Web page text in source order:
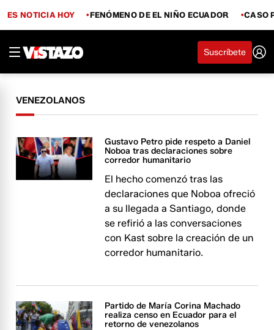
ES NOTICIA HOY FENÓMENO DE EL NIÑO ECUADOR CASO
Suscríbete
VENEZOLANOS
Gustavo Petro pide respeto a Daniel
Noboa tras declaraciones sobre
corredor humanitario
El hecho comenzó tras las
declaraciones que Noboa ofreció
a su llegada a Santiago, donde
se refirió a las conversaciones
con Kast sobre la creación de un
corredor humanitario.
Partido de María Corina Machado
realiza censo en Ecuador para el
retorno de venezolanos